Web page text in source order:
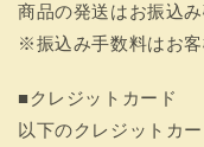
商品の発送はお振込
※振込み手数料はお客
■クレジットカード
以下のクレジットカ